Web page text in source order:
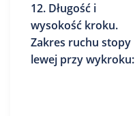
12. Długość i
wysokość kroku.
Zakres ruchu stopy
lewej przy wykroku: